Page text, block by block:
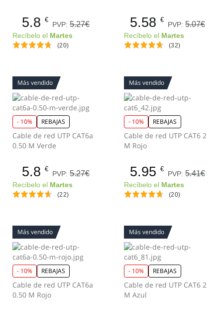
5.8 €
PVP: 5.27€
Recíbelo el Martes
(20)
5.58 €
PVP: 5.07€
Recíbelo el Martes
(32)
Más vendido
- 10% REBAJAS
Cable de red UTP CAT6a
0.50 M Verde
5.8 €
PVP: 5.27€
Recíbelo el Martes
(22)
Más vendido
- 10% REBAJAS
Cable de red UTP CAT6 2
M Rojo
5.95 €
PVP: 5.41€
Recíbelo el Martes
(20)
Más vendido
- 10% REBAJAS
Cable de red UTP CAT6a
0.50 M Rojo
Más vendido
- 10% REBAJAS
Cable de red UTP CAT6 2
M Azul